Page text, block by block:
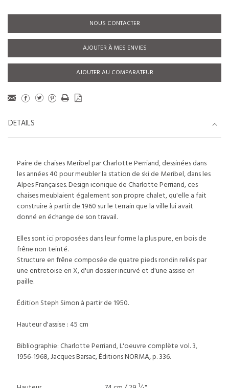
NOUS CONTACTER
AJOUTER À MES ENVIES
AJOUTER AU COMPARATEUR
DETAILS
Paire de chaises Meribel par Charlotte Perriand, dessinées dans
les années 40 pour meubler la station de ski de Meribel, dans les
Alpes Françaises. Design iconique de Charlotte Perriand, ces
chaises meublaient également son propre chalet, qu'elle a fait
construire à partir de 1960 sur le terrain que la ville lui avait
donné en échange de son travail.
Elles sont ici proposées dans leur forme la plus pure, en bois de
frêne non teinté.
Structure en frêne composée de quatre pieds rondin reliés par
une entretoise en X, d'un dossier incurvé et d'une assise en
paille.
Édition Steph Simon à partir de 1950.
Hauteur d'assise : 45 cm
Bibliographie: Charlotte Perriand, L'oeuvre complète vol. 3,
1956-1968, Jacques Barsac, Éditions NORMA, p. 336.
1